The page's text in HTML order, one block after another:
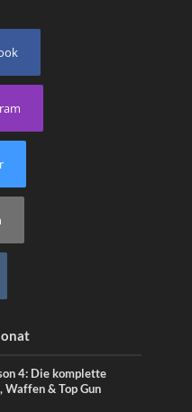
4: Die komplette
Waffen & Top Gun